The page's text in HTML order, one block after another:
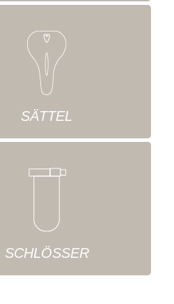
SÄTTEL
SCHLÖSSER